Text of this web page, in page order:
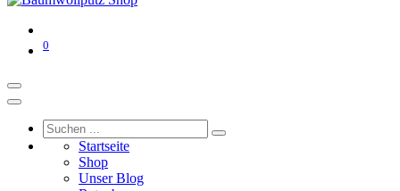
0
Startseite
Shop
Unser Blog